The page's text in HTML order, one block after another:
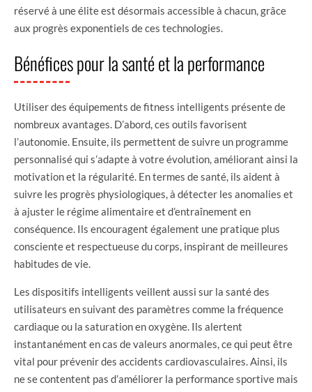
réservé à une élite est désormais accessible à chacun, grâce
aux progrès exponentiels de ces technologies.
Bénéfices pour la santé et la performance
Utiliser des équipements de fitness intelligents présente de
nombreux avantages. D’abord, ces outils favorisent
l’autonomie. Ensuite, ils permettent de suivre un programme
personnalisé qui s’adapte à votre évolution, améliorant ainsi la
motivation et la régularité. En termes de santé, ils aident à
suivre les progrès physiologiques, à détecter les anomalies et
à ajuster le régime alimentaire et d’entraînement en
conséquence. Ils encouragent également une pratique plus
consciente et respectueuse du corps, inspirant de meilleures
habitudes de vie.
Les dispositifs intelligents veillent aussi sur la santé des
utilisateurs en suivant des paramètres comme la fréquence
cardiaque ou la saturation en oxygène. Ils alertent
instantanément en cas de valeurs anormales, ce qui peut être
vital pour prévenir des accidents cardiovasculaires. Ainsi, ils
ne se contentent pas d’améliorer la performance sportive mais